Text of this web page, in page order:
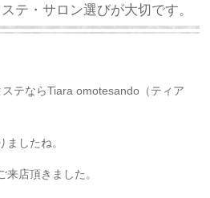
テ・サロン選びが大切です。
テならTiara omotesando（ティア
したね。
店頂きました。